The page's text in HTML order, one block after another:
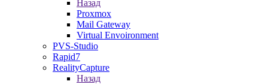
Назад
Proxmox
Mail Gateway
Virtual Envoironment
PVS-Studio
Rapid7
RealityCapture
Назад